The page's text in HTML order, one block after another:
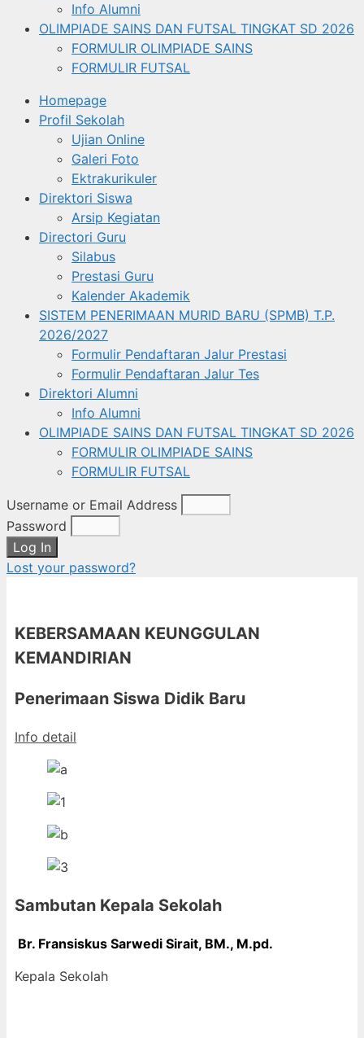
Info Alumni
OLIMPIADE SAINS DAN FUTSAL TINGKAT SD 2026
FORMULIR OLIMPIADE SAINS
FORMULIR FUTSAL
Homepage
Profil Sekolah
Ujian Online
Galeri Foto
Ektrakurikuler
Direktori Siswa
Arsip Kegiatan
Directori Guru
Silabus
Prestasi Guru
Kalender Akademik
SISTEM PENERIMAAN MURID BARU (SPMB) T.P.
2026/2027
Formulir Pendaftaran Jalur Prestasi
Formulir Pendaftaran Jalur Tes
Direktori Alumni
Info Alumni
OLIMPIADE SAINS DAN FUTSAL TINGKAT SD 2026
FORMULIR OLIMPIADE SAINS
FORMULIR FUTSAL
Username or Email Address
Password
Log In
Lost your password?
KEBERSAMAAN KEUNGGULAN
KEMANDIRIAN
Penerimaan Siswa Didik Baru
Info detail
Sambutan Kepala Sekolah
Br. Fransiskus Sarwedi Sirait, BM., M.pd.
Kepala Sekolah